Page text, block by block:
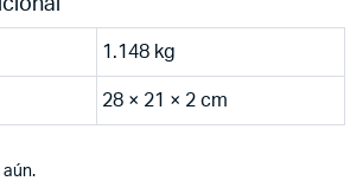
1.148 kg
28 × 21 × 2 cm
aún.